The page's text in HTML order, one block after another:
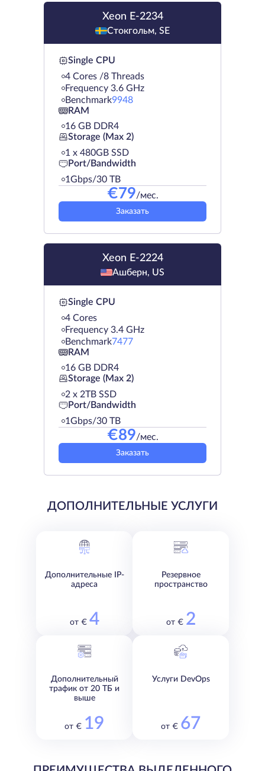
Xeon E-2234
Стокгольм, SE
Single CPU
4 Cores /8 Threads
Frequency 3.6 GHz
Benchmark9948
RAM
16 GB DDR4
Storage (Max 2)
1 х 480GB SSD
Port/Bandwidth
1Gbps/30 TB
€79/мес.
Заказать
Xeon E-2224
Ашберн, US
Single CPU
4 Cores
Frequency 3.4 GHz
Benchmark7477
RAM
16 GB DDR4
Storage (Max 2)
2 х 2TB SSD
Port/Bandwidth
1Gbps/30 TB
€89/мес.
Заказать
ДОПОЛНИТЕЛЬНЫЕ УСЛУГИ
Дополнительные IP-
адреса
от € 4
Резервное
пространство
от € 2
Дополнительный
трафик от 20 ТБ и
выше
от € 19
Услуги DevOps
от € 67